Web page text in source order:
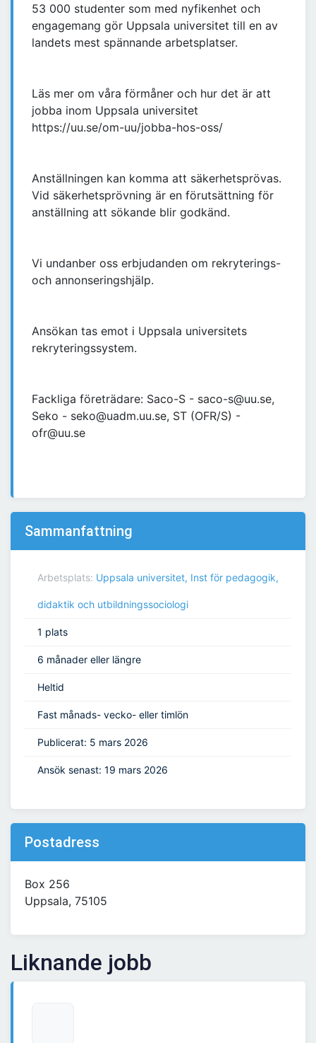
53 000 studenter som med nyfikenhet och
engagemang gör Uppsala universitet till en av
landets mest spännande arbetsplatser.
Läs mer om våra förmåner och hur det är att
jobba inom Uppsala universitet
https://uu.se/om-uu/jobba-hos-oss/
Anställningen kan komma att säkerhetsprövas.
Vid säkerhetsprövning är en förutsättning för
anställning att sökande blir godkänd.
Vi undanber oss erbjudanden om rekryterings-
och annonseringshjälp.
Ansökan tas emot i Uppsala universitets
rekryteringssystem.
Fackliga företrädare: Saco-S - saco-s@uu.se,
Seko - seko@uadm.uu.se, ST (OFR/S) -
ofr@uu.se
Sammanfattning
Arbetsplats: Uppsala universitet, Inst för pedagogik,
didaktik och utbildningssociologi
1 plats
6 månader eller längre
Heltid
Fast månads- vecko- eller timlön
Publicerat: 5 mars 2026
Ansök senast: 19 mars 2026
Postadress
Box 256
Uppsala, 75105
Liknande jobb